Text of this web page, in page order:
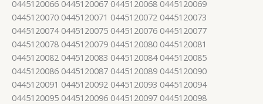
0445120066 0445120067 0445120068 0445120069
0445120070 0445120071 0445120072 0445120073
0445120074 0445120075 0445120076 0445120077
0445120078 0445120079 0445120080 0445120081
0445120082 0445120083 0445120084 0445120085
0445120086 0445120087 0445120089 0445120090
0445120091 0445120092 0445120093 0445120094
0445120095 0445120096 0445120097 0445120098